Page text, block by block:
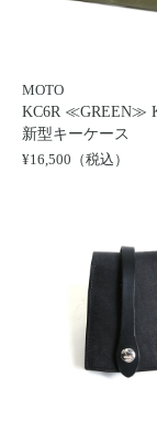
MOTO
KC6R ≪GREEN≫
新型キーケース
¥16,500（税込）